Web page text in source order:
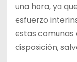
una hora, ya
esfuerzo
estas comunas
disposición,